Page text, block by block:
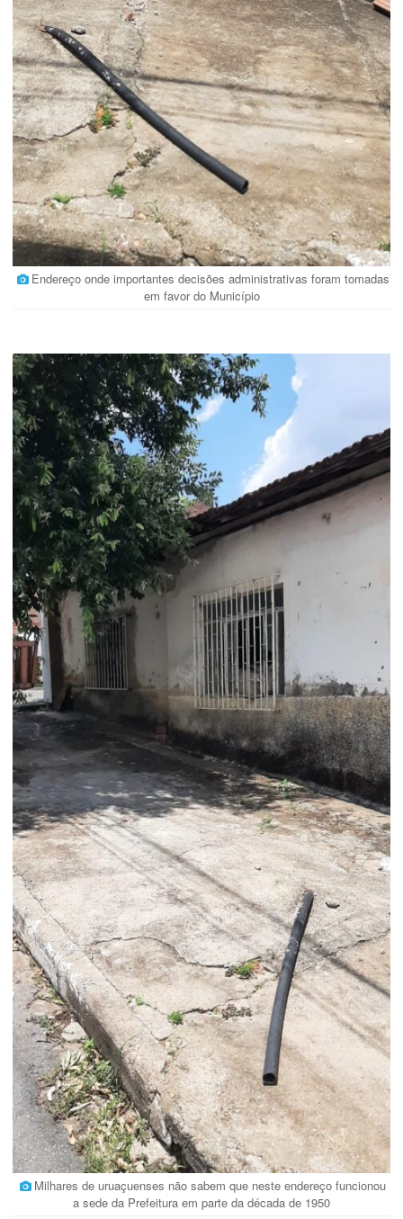
Endereço onde importantes decisões administrativas foram tomadas
em favor do Município
Milhares de uruaçuenses não sabem que neste endereço funcionou
a sede da Prefeitura em parte da década de 1950